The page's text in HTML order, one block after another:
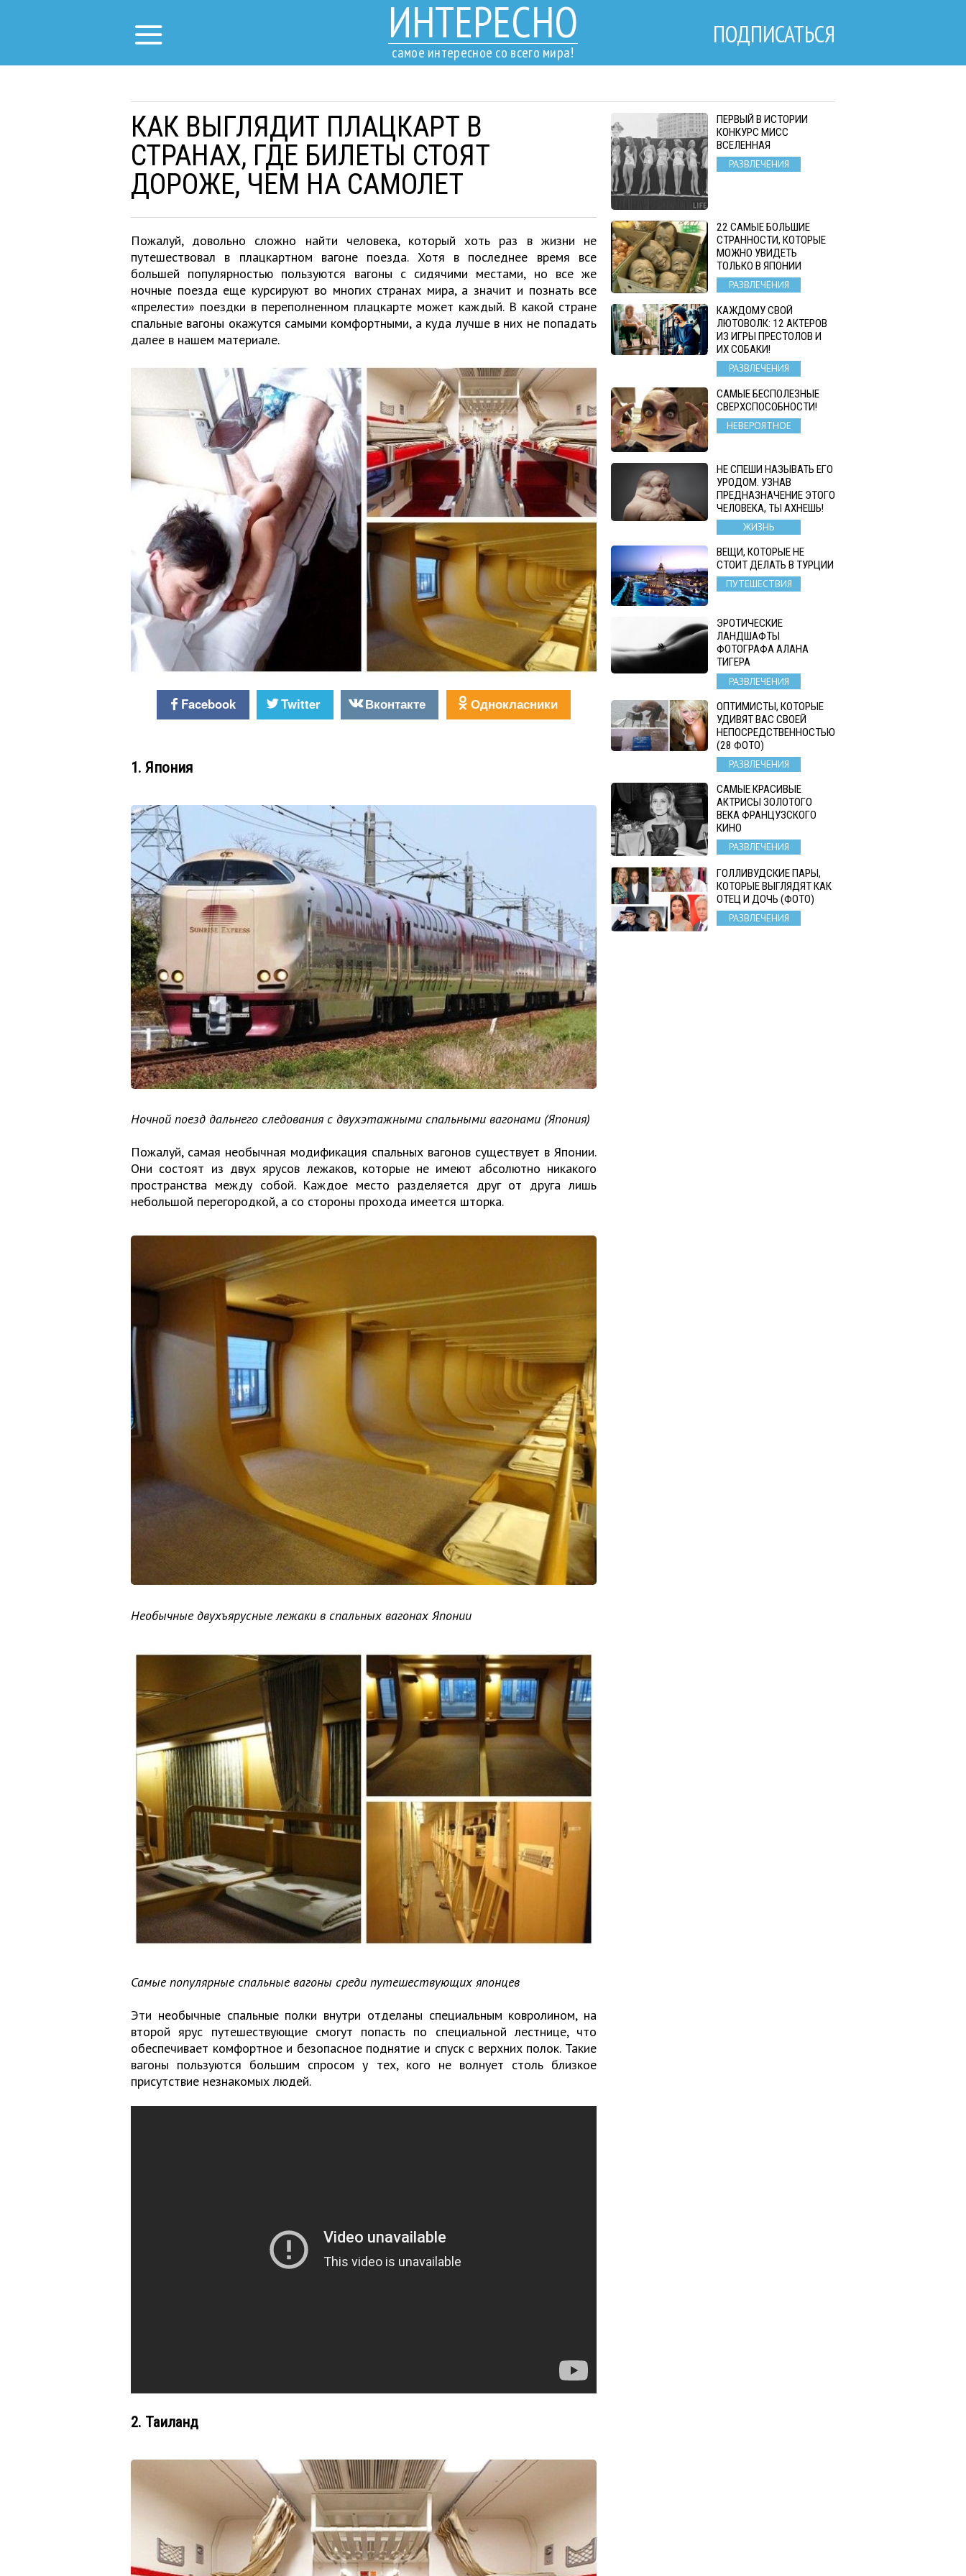
ИНТЕРЕСНО
самое интересное со всего мира!
ПОДПИСАТЬСЯ
КАК ВЫГЛЯДИТ ПЛАЦКАРТ В
СТРАНАХ, ГДЕ БИЛЕТЫ СТОЯТ
ДОРОЖЕ, ЧЕМ НА САМОЛЕТ
Пожалуй, довольно сложно найти человека, который хоть раз в жизни не
путешествовал в плацкартном вагоне поезда. Хотя в последнее время все
большей популярностью пользуются вагоны с сидячими местами, но все же
ночные поезда еще курсируют во многих странах мира, а значит и познать все
«прелести» поездки в переполненном плацкарте может каждый. В какой стране
спальные вагоны окажутся самыми комфортными, а куда лучше в них не попадать
далее в нашем материале.
Facebook Twitter Вконтакте Однокласники
1. Япония
Ночной поезд дальнего следования с двухэтажными спальными вагонами (Япония)
Пожалуй, самая необычная модификация спальных вагонов существует в Японии.
Они состоят из двух ярусов лежаков, которые не имеют абсолютно никакого
пространства между собой. Каждое место разделяется друг от друга лишь
небольшой перегородкой, а со стороны прохода имеется шторка.
Необычные двухъярусные лежаки в спальных вагонах Японии
Самые популярные спальные вагоны среди путешествующих японцев
Эти необычные спальные полки внутри отделаны специальным ковролином, на
второй ярус путешествующие смогут попасть по специальной лестнице, что
обеспечивает комфортное и безопасное поднятие и спуск с верхних полок. Такие
вагоны пользуются большим спросом у тех, кого не волнует столь близкое
присутствие незнакомых людей.
2. Таиланд
ПЕРВЫЙ В ИСТОРИИ
КОНКУРС МИСС
ВСЕЛЕННАЯ
РАЗВЛЕЧЕНИЯ
22 САМЫЕ БОЛЬШИЕ
СТРАННОСТИ, КОТОРЫЕ
МОЖНО УВИДЕТЬ
ТОЛЬКО В ЯПОНИИ
РАЗВЛЕЧЕНИЯ
КАЖДОМУ СВОЙ
ЛЮТОВОЛК: 12 АКТЕРОВ
ИЗ ИГРЫ ПРЕСТОЛОВ И
ИХ СОБАКИ!
РАЗВЛЕЧЕНИЯ
САМЫЕ БЕСПОЛЕЗНЫЕ
СВЕРХСПОСОБНОСТИ!
НЕВЕРОЯТНОЕ
НЕ СПЕШИ НАЗЫВАТЬ ЕГО
УРОДОМ. УЗНАВ
ПРЕДНАЗНАЧЕНИЕ ЭТОГО
ЧЕЛОВЕКА, ТЫ АХНЕШЬ!
ЖИЗНЬ
ВЕЩИ, КОТОРЫЕ НЕ
СТОИТ ДЕЛАТЬ В ТУРЦИИ
ПУТЕШЕСТВИЯ
ЭРОТИЧЕСКИЕ
ЛАНДШАФТЫ
ФОТОГРАФА АЛАНА
ТИГЕРА
РАЗВЛЕЧЕНИЯ
ОПТИМИСТЫ, КОТОРЫЕ
УДИВЯТ ВАС СВОЕЙ
НЕПОСРЕДСТВЕННОСТЬЮ
(28 ФОТО)
РАЗВЛЕЧЕНИЯ
САМЫЕ КРАСИВЫЕ
АКТРИСЫ ЗОЛОТОГО
ВЕКА ФРАНЦУЗСКОГО
КИНО
РАЗВЛЕЧЕНИЯ
ГОЛЛИВУДСКИЕ ПАРЫ,
КОТОРЫЕ ВЫГЛЯДЯТ КАК
ОТЕЦ И ДОЧЬ (ФОТО)
РАЗВЛЕЧЕНИЯ